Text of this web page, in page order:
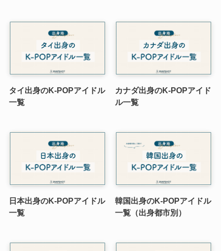
タイ出身のK-POPアイドル
一覧
カナダ出身のK-POPアイド
ル一覧
日本出身のK-POPアイドル
一覧
韓国出身のK-POPアイドル
一覧（出身都市別）